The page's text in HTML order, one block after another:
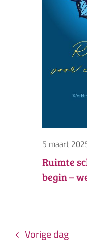
Ruimte
begin –
5 maart
Vorige dag